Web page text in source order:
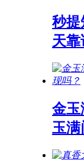
秒提
天靠
金玉
玉满